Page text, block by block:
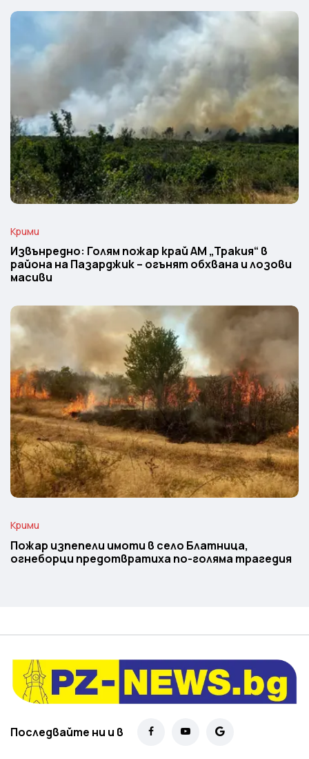
Крими
Извънредно: Голям пожар край АМ „Тракия“ в
района на Пазарджик – огънят обхвана и лозови
масиви
Крими
Пожар изпепели имоти в село Блатница,
огнеборци предотвратиха по-голяма трагедия
Последвайте ни и в